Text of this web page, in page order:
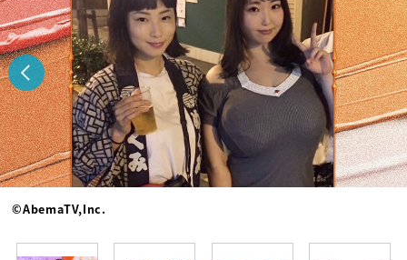
©AbemaTV,Inc.